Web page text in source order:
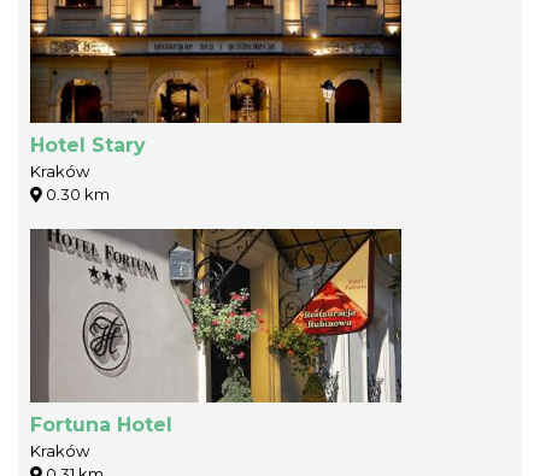
Hotel Stary
Kraków
0.30 km
Fortuna Hotel
Kraków